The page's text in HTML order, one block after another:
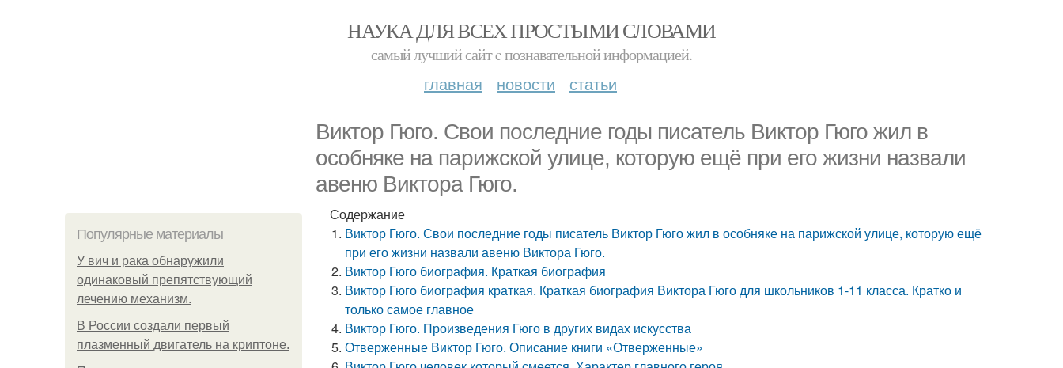
НАУКА ДЛЯ ВСЕХ ПРОСТЫМИ СЛОВАМИ
самый лучший сайт c познавательной информацией.
главная новости статьи
Виктор Гюго. Свои последние годы писатель Виктор Гюго жил в
особняке на парижской улице, которую ещё при его жизни назвали
авеню Виктора Гюго.
Популярные материалы
У вич и рака обнаружили
одинаковый препятствующий
лечению механизм.
В России создали первый
плазменный двигатель на криптоне.
Содержание
Виктор Гюго. Свои последние годы писатель Виктор Гюго жил в особняке на парижской улице, которую ещё
при его жизни назвали авеню Виктора Гюго.
Виктор Гюго биография. Краткая биография
Виктор Гюго биография краткая. Краткая биография Виктора Гюго для школьников 1-11 класса. Кратко и
только самое главное
Виктор Гюго. Произведения Гюго в других видах искусства
Отверженные Виктор Гюго. Описание книги «Отверженные»